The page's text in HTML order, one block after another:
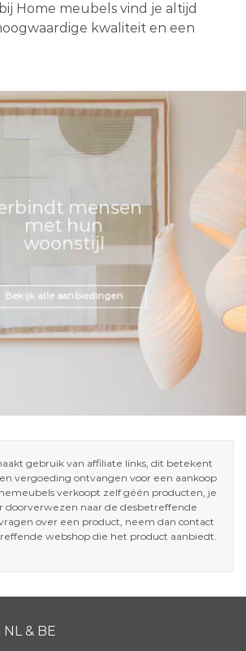
Home meubels vind je altijd
kwaliteit en een
mensen
met hun
woonstijl
Bekijk alle aanbiedingen
gebruik van affiliate links, dit betekent
vergoeding ontvangen voor een aankoop
verkoopt zelf géén producten, je
doorverwezen naar de desbetreffende
over een product, neem dan contact
webshop die het product aanbiedt.
& BE